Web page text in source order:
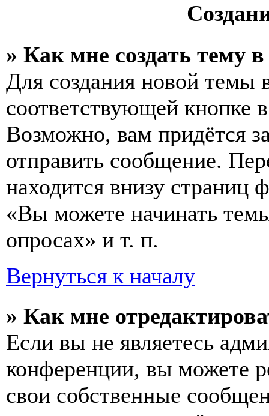
» Как мне создать тему
Для создания новой темы
соответствующей кнопке
Возможно, вам придётся
отправить сообщение.
находится внизу
«Вы можете начинать
опросах» и т. п.
Вернуться к началу
» Как мне
Если вы не являетесь
конференции, вы можете
свои собственные